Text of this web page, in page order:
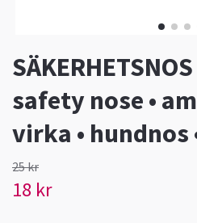
safety nose •
virka • hundnos
25 kr
18 kr